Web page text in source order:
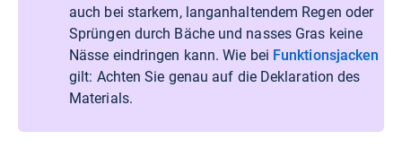
auch bei starkem, langanhaltendem Regen oder
Sprüngen durch Bäche und nasses Gras keine
Nässe eindringen kann. Wie bei Funktionsjacken
gilt: Achten Sie genau auf die Deklaration des
Materials.